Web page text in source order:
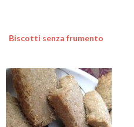
Biscotti senza frumento